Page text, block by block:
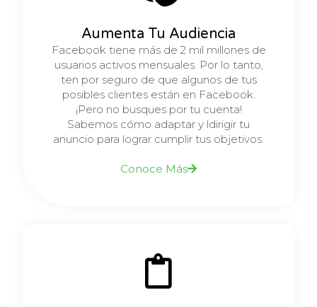
Aumenta Tu Audiencia
Facebook tiene más de 2 mil millones de
usuarios activos mensuales. Por lo tanto,
ten por seguro de que algunos de tus
posibles clientes están en Facebook.
¡Pero no busques por tu cuenta!
Sabemos cómo adaptar y ldirigir tu
anuncio para lograr cumplir tus objetivos.
Conoce Más